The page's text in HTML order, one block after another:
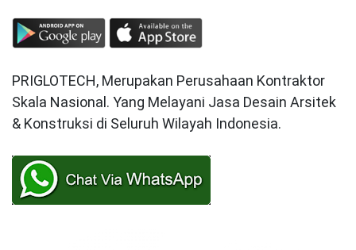
PRIGLOTECH, Merupakan Perusahaan Kontraktor
Skala Nasional. Yang Melayani Jasa Desain Arsitek
& Konstruksi di Seluruh Wilayah Indonesia.